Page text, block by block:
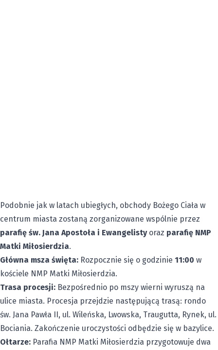
Podobnie jak w latach ubiegłych, obchody Bożego Ciała w
centrum miasta zostaną zorganizowane wspólnie przez
parafię św. Jana Apostoła i Ewangelistyoraz parafię NMP
Matki Miłosierdzia.
Główna msza święta: Rozpocznie się o godzinie 11:00 w
kościele NMP Matki Miłosierdzia.
Trasa procesji: Bezpośrednio po mszy wierni wyruszą na
ulice miasta. Procesja przejdzie następującą trasą: rondo
św. Jana Pawła II, ul. Wileńska, Lwowska, Traugutta, Rynek, ul.
Bociania. Zakończenie uroczystości odbędzie się w bazylice.
Ołtarze: Parafia NMP Matki Miłosierdzia przygotowuje dwa